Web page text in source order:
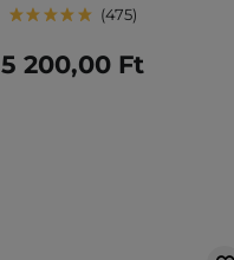
475
5 200,00 Ft